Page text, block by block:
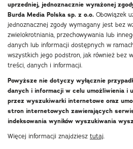
uprzedniej, jednoznacznie wyrażonej
Burda Media Polska sp. z o.o. Obowiązek
jednoznacznej zgody wymagany jest bez
zwielokrotniania, przechowywania lub
danych lub informacji dostępnych w
wszystkich jego podstron, jak również bez
treści, danych i informacji.
Powyższe nie dotyczy wyłącznie
danych i informacji w celu umożliwienia i
przez wyszukiwarki internetowe oraz
stron internetowych zawierających
indeksowania wyników wyszukiwania
Więcej informacji znajdziesz tutaj.